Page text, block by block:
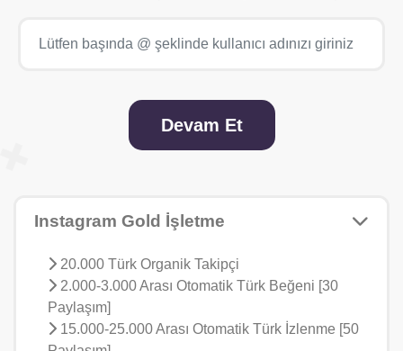
Instagram Gold İşletme
20.000 Türk Organik Takipçi
2.000-3.000 Arası Otomatik Türk Beğeni [30
Paylaşım]
15.000-25.000 Arası Otomatik Türk İzlenme [50
Devam Et